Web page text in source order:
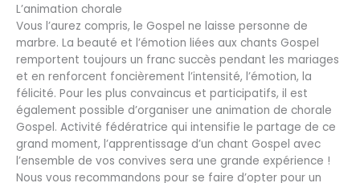
L’animation chorale
Vous l’aurez compris, le Gospel ne laisse personne de
marbre. La beauté et l’émotion liées aux chants Gospel
remportent toujours un franc succès pendant les mariages
et en renforcent foncièrement l’intensité, l’émotion, la
félicité. Pour les plus convaincus et participatifs, il est
également possible d’organiser une animation de chorale
Gospel. Activité fédératrice qui intensifie le partage de ce
grand moment, l’apprentissage d’un chant Gospel avec
l’ensemble de vos convives sera une grande expérience !
Nous vous recommandons pour se faire d’opter pour un